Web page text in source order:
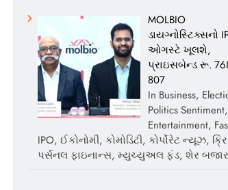
MOLBIO
ડાયગ્નોસ્ટિક્સનો
ઓગસ્ટે ખૂલશે,
પ્રાઇસબેન્ડ રૂ.
807
In Business,
Politics Sentiment,
Entertainment,
IPO, ઈકોનોમી, કોમોડિટી, કોર્પોરેટ ન્યૂઝ,
પર્સનલ ફાઇનાન્સ, મ્યુચ્યુઅલ ફંડ, શેર બજાર